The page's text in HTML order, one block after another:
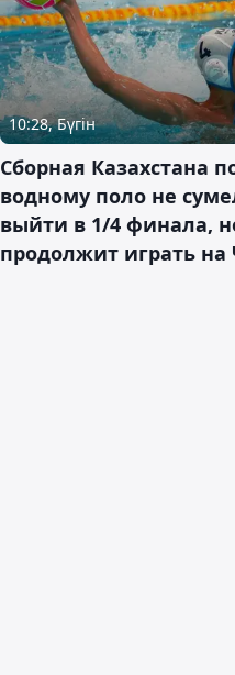
10:28, Бүгін
Сборная Казахстана
водному поло не
выйти в 1/4 финала,
продолжит играть